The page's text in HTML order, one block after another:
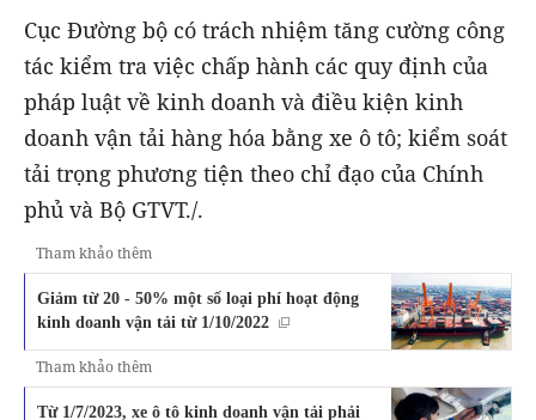
Cục Đường bộ có trách nhiệm tăng cường công
tác kiểm tra việc chấp hành các quy định của
pháp luật về kinh doanh và điều kiện kinh
doanh vận tải hàng hóa bằng xe ô tô; kiểm soát
tải trọng phương tiện theo chỉ đạo của Chính
phủ và Bộ GTVT./.
Tham khảo thêm
Giảm từ 20 - 50% một số loại phí hoạt động
kinh doanh vận tải từ 1/10/2022
Tham khảo thêm
Từ 1/7/2023, xe ô tô kinh doanh vận tải phải